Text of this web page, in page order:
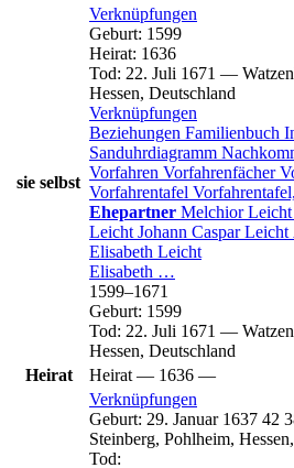
sie selbst
Verknüpfungen
Geburt: 1599
Heirat: 1636
Tod: 22. Juli 1671 —
Hessen, Deutschland
Verknüpfungen
Beziehungen Familienbuch
Sanduhrdiagramm
Vorfahren Vorfahrenfächer
Vorfahrentafel
Ehepartner MelchiorLeicht
Leicht Johann CasparLeicht
Elisabeth Leicht
Elisabeth …
1599–1671
Geburt: 1599
Tod: 22. Juli 1671 —
Hessen, Deutschland
Heirat
Heirat — 1636 —
Verknüpfungen
Geburt: 29. Januar 1637 42
Steinberg, Pohlheim,
Tod: